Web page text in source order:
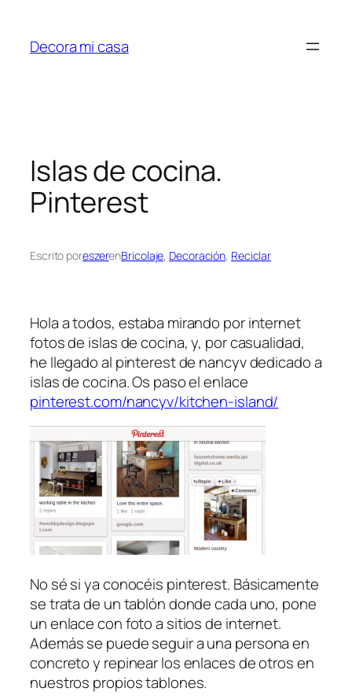
contenido
Decora mi casa
Islas de cocina.
Pinterest
Escrito poreszerenBricolaje, Decoración, Reciclar
Hola a todos, estaba mirando por internet
fotos de islas de cocina, y, por casualidad,
he llegado al pinterest de nancyv dedicado a
islas de cocina. Os paso el enlace
pinterest.com/nancyv/kitchen-island/
No sé si ya conocéis pinterest. Básicamente
se trata de un tablón donde cada uno, pone
un enlace con foto a sitios de internet.
Además se puede seguir a una persona en
concreto y repinear los enlaces de otros en
nuestros propios tablones.